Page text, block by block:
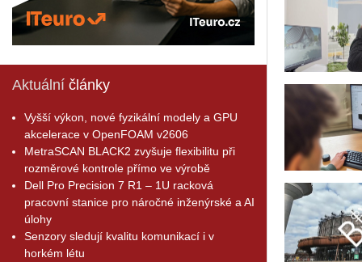
Aktuální články
Vyšší výkon, nové fyzikální modely a GPU
akcelerace v OpenFOAM v2606
MetraSCAN BLACK2 zvyšuje flexibilitu při
rozměrové kontrole přímo ve výrobě
Dell Pro Precision 7 R1 – 1U racková
pracovní stanice pro náročné inženýrské a AI
úlohy
Senzory sledují kvalitu komunikací i v
horkém létu